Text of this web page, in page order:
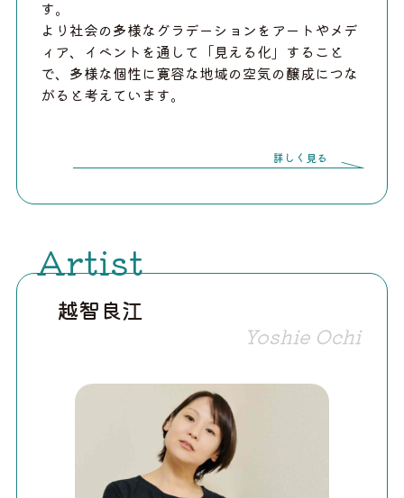
す。
より社会の多様なグラデーションをアートやメデ
ィア、イベントを通して「見える化」すること
で、多様な個性に寛容な地域の空気の醸成につな
がると考えています。
詳しく見る
Artist
越智良江
Yoshie Ochi